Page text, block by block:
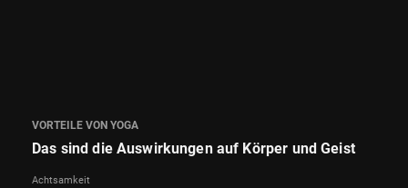
VORTEILE VON YOGA
Das sind die Auswirkungen auf Körper und Geist
Achtsamkeit